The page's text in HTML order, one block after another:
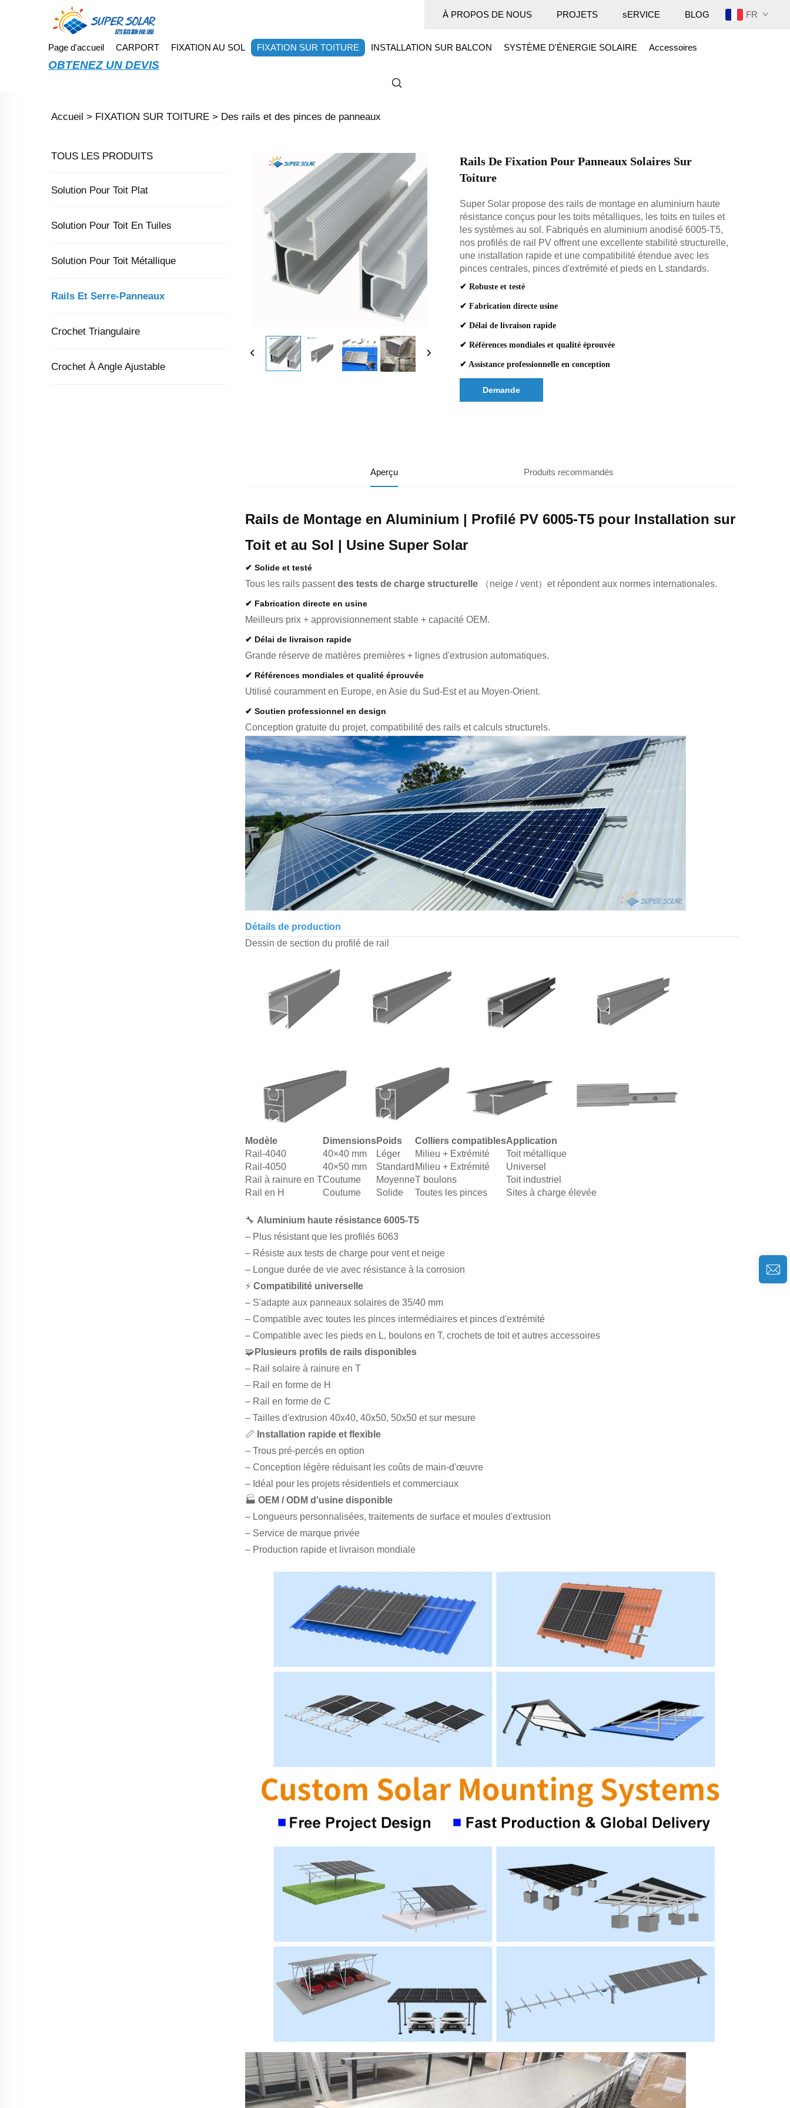
À PROPOS DE NOUS PROJETS sERVICE BLOG FR
Page d'accueil CARPORT FIXATION AU SOL FIXATION SUR TOITURE INSTALLATION SUR BALCON SYSTÈME D'ÉNERGIE SOLAIRE Accessoires
OBTENEZ UN DEVIS
Accueil > FIXATION SUR TOITURE > Des rails et des pinces de panneaux
TOUS LES PRODUITS
Solution Pour Toit Plat
Solution Pour Toit En Tuiles
Solution Pour Toit Métallique
Rails Et Serre-Panneaux
Crochet Triangulaire
Crochet À Angle Ajustable
Rails De Fixation Pour Panneaux Solaires Sur
Toiture
Super Solar propose des rails de montage en aluminium haute
résistance conçus pour les toits métalliques, les toits en tuiles et
les systèmes au sol. Fabriqués en aluminium anodisé 6005-T5,
nos profilés de rail PV offrent une excellente stabilité structurelle,
une installation rapide et une compatibilité étendue avec les
pinces centrales, pinces d'extrémité et pieds en L standards.
✔ Robuste et testé
✔ Fabrication directe usine
✔ Délai de livraison rapide
✔ Références mondiales et qualité éprouvée
✔ Assistance professionnelle en conception
Demande
Aperçu Produits recommandés
Rails de Montage en Aluminium | Profilé PV 6005-T5 pour Installation sur
Toit et au Sol | Usine Super Solar
✔ Solide et testé
Tous les rails passentdes tests de charge structurelle （neige / vent）et répondent aux normes internationales.
✔ Fabrication directe en usine
Meilleurs prix + approvisionnement stable + capacité OEM.
✔ Délai de livraison rapide
Grande réserve de matières premières + lignes d'extrusion automatiques.
✔ Références mondiales et qualité éprouvée
Utilisé couramment en Europe, en Asie du Sud-Est et au Moyen-Orient.
✔ Soutien professionnel en design
Conception gratuite du projet, compatibilité des rails et calculs structurels.
Détails de production
Dessin de section du profilé de rail
Modèle DimensionsPoids Colliers compatiblesApplication
Rail-4040
40×40 mm Léger Milieu + Extrémité
Toit métallique
Rail-4050
40×50 mm Standard Milieu + Extrémité
Universel
Rail à rainure en TCoutume MoyenneT boulons
Toit industriel
Rail en H
Coutume Solide Toutes les pinces Sites à charge élevée
🔧 Aluminium haute résistance 6005-T5
– Plus résistant que les profilés 6063
– Résiste aux tests de charge pour vent et neige
– Longue durée de vie avec résistance à la corrosion
⚡ Compatibilité universelle
– S'adapte aux panneaux solaires de 35/40 mm
– Compatible avec toutes les pinces intermédiaires et pinces d'extrémité
– Compatible avec les pieds en L, boulons en T, crochets de toit et autres accessoires
🧩 Plusieurs profils de rails disponibles
– Rail solaire à rainure en T
– Rail en forme de H
– Rail en forme de C
– Tailles d'extrusion 40x40, 40x50, 50x50 et sur mesure
📏 Installation rapide et flexible
– Trous pré-percés en option
– Conception légère réduisant les coûts de main-d'œuvre
– Idéal pour les projets résidentiels et commerciaux
🏭 OEM / ODM d'usine disponible
– Longueurs personnalisées, traitements de surface et moules d'extrusion
– Service de marque privée
– Production rapide et livraison mondiale